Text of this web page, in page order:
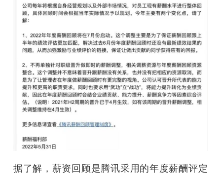
据了解，薪资回顾是腾讯采用的年度薪酬评定